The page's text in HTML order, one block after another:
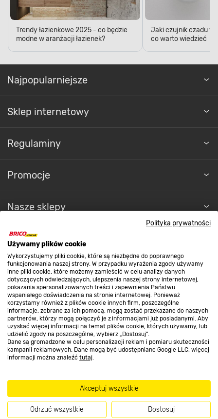
Polityka prywatności
Używamy plików cookie
Wykorzystujemy pliki cookie, które są niezbędne do poprawnego
funkcjonowania naszej strony. W przypadku wyrażenia zgody używamy
inne pliki cookie, które możemy zamieścić w celu analizy danych
dotyczących odwiedzających, ulepszenia naszej strony internetowej,
pokazania spersonalizowanych treści i zapewnienia Państwu
wspaniałego doświadczenia na stronie internetowej. Ponieważ
korzystamy również z plików cookie innych firm, poszczególne
informacje, zebrane za ich pomocą, mogą zostać przekazane do naszych
partnerów, którzy mogą połączyć je z informacjami już posiadanymi. Aby
uzyskać więcej informacji na temat plików cookie, których używamy, lub
udzielić zgody na poszczególne, wybierz „Dostosuj”.
Dane są gromadzone w celu personalizacji reklam i pomiaru skuteczności
kampanii reklamowych. Dane mogą być udostępniane Google LLC, więcej
informacji można znaleźć tutaj.
Akceptuj wszystkie
Odrzuć wszystkie Dostosuj
Trendy łazienkowe 2025 - co będzie
modne w aranżacji łazienek?
Jaki czujnik czadu
co warto wiedzieć
Najpopularniejsze
Sklep internetowy
Regulaminy
Promocje
Nasze sklepy
O nas
Kontakt do sklepu
Strefa biznesu
Dołącz do nas